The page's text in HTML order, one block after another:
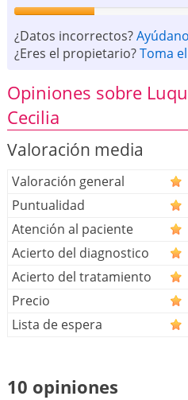
¿Datos incorrectos?
¿Eres el propietario?Toma
Opiniones sobre
Cecilia
Valoración media
Valoración general
Puntualidad
Atención al paciente
Acierto del diagnostico
Acierto del tratamiento
Precio
Lista de espera
10 opiniones